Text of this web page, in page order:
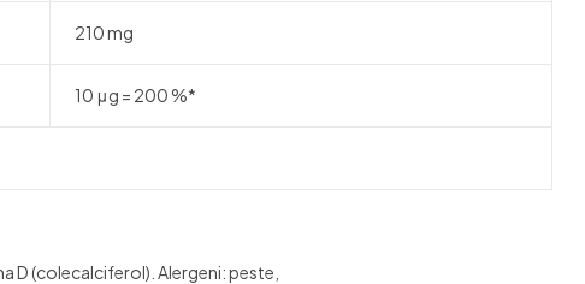
210 mg
10 μg = 200 %*
D (colecalciferol). Alergeni: peste,